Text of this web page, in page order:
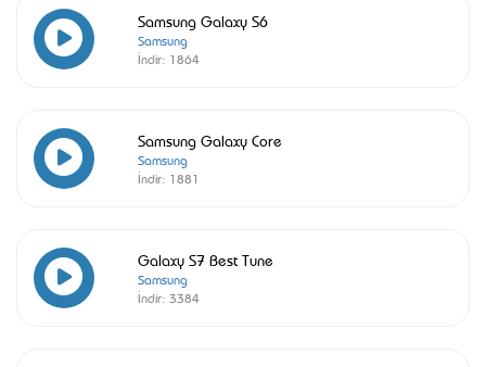
Samsung Galaxy S6
Samsung
İndir: 1864
Samsung Galaxy Core
Samsung
İndir: 1881
Galaxy S7 Best Tune
Samsung
İndir: 3384